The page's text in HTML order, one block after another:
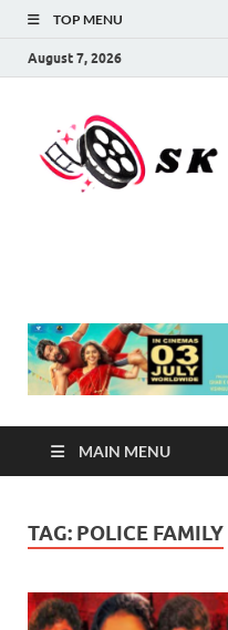
TOP MENU
August 7, 2026
MAIN MENU
TAG: POLICE FAMILY